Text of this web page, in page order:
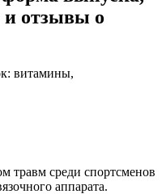
и отзывы о
травм среди спортсменов
аппарата.